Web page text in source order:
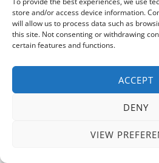
store and/or access device information.
will allow us to process data such as
this site. Not consenting or withdrawing
certain features and functions.
ACCEPT
DENY
VIEW
Beste fietsbril dames:Oakley
damesversie, AGU Stark of
Beste fietsbril op sterkte:
Advancer clip-in systeem of
sportbril bij een